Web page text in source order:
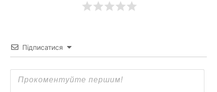
Підписатися